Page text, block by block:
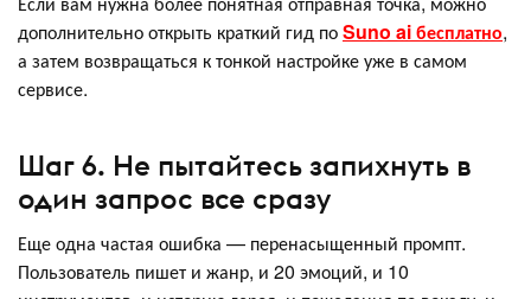
дополнительно открыть краткий гид поSuno ai бесплатно,
а затем возвращаться к тонкой настройке уже в самом
сервисе.
Шаг 6. Не пытайтесь запихнуть в
один запрос все сразу
Еще одна частая ошибка — перенасыщенный промпт.
Пользователь пишет и жанр, и 20 эмоций, и 10